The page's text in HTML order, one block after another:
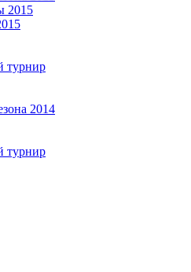
2015
турнир
2014
турнир